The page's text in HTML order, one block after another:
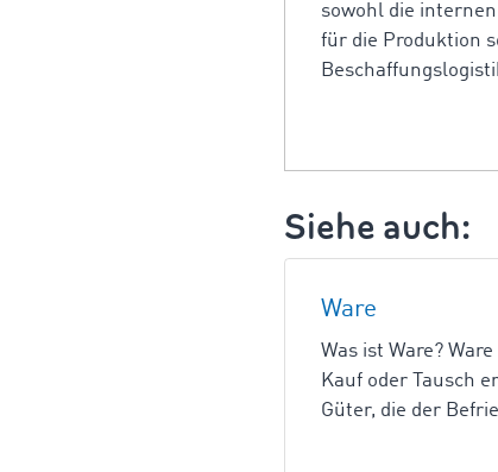
sowohl die
für die Produktion
Siehe auch:
Ware
Was ist Ware?
Kauf oder Tausch
Güter, die der